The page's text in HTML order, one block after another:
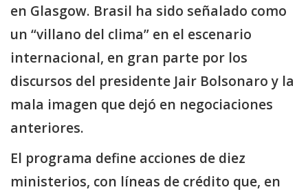
en Glasgow. Brasil ha sido señalado como
un “villano del clima” en el escenario
internacional, en gran parte por los
discursos del presidente Jair Bolsonaro y la
mala imagen que dejó en negociaciones
anteriores.
El programa define acciones de diez
ministerios, con líneas de crédito que, en